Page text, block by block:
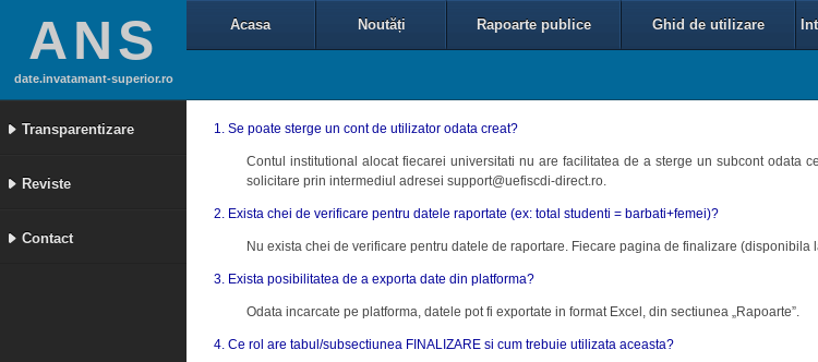
ANS
date.invatamant-superior.ro
Transparentizare
Reviste
Contact
Acasa Noutăți Rapoarte publice Ghid de utilizare
1. Se poate sterge un cont de utilizator odata creat?
Contul institutional alocat fiecarei universitati nu are facilitatea de a sterge un subcont odata
solicitare prin intermediul adresei support@uefiscdi-direct.ro.
2. Exista chei de verificare pentru datele raportate (ex: total studenti = barbati+femei)?
Nu exista chei de verificare pentru datele de raportare. Fiecare pagina de finalizare
3. Exista posibilitatea de a exporta date din platforma?
Odata incarcate pe platforma, datele pot fi exportate in format Excel, din sectiunea „Rapoarte”.
4. Ce rol are tabul/subsectiunea FINALIZARE si cum trebuie utilizata aceasta?